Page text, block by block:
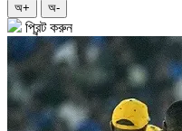
অ+ অ-
প্রিন্ট করুন